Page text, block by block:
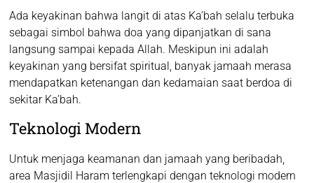
Ada keyakinan bahwa langit di atas Ka’bah selalu terbuka
sebagai simbol bahwa doa yang dipanjatkan di sana
langsung sampai kepada Allah. Meskipun ini adalah
keyakinan yang bersifat spiritual, banyak jamaah merasa
mendapatkan ketenangan dan kedamaian saat berdoa di
sekitar Ka’bah.
Teknologi Modern
Untuk menjaga keamanan dan jamaah yang beribadah,
area Masjidil Haram terlengkapi dengan teknologi modern